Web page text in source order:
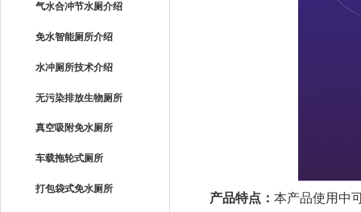
气水合冲节水厕介绍
免水智能厕所介绍
水冲厕所技术介绍
无污染排放生物厕所
真空吸附免水厕所
车载拖轮式厕所
打包袋式免水厕所
产品特点： 本产品使用中